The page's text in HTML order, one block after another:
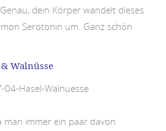
dein Körper wandelt dieses
Serotonin um. Ganz schön
Walnüsse
man immer ein paar davon